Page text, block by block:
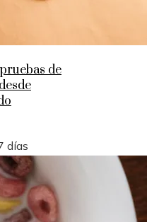
de
días